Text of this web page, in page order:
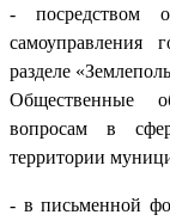
- посредством
самоуправления
разделе
Общественные
вопросам в
территории
- в письменной